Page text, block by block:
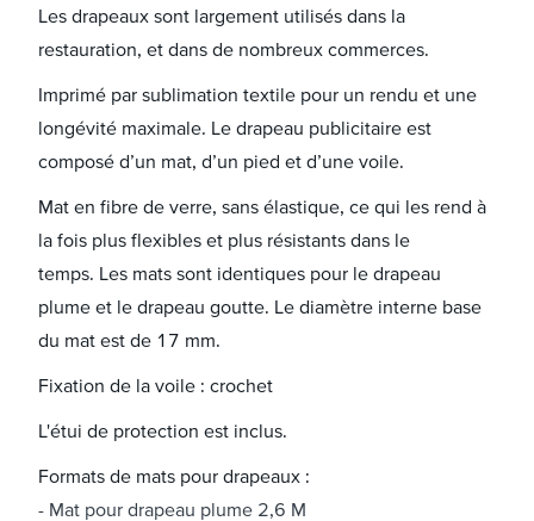
Les drapeaux sont largement utilisés dans la
restauration, et dans de nombreux commerces.
Imprimé par sublimation textile pour un rendu et une
longévité maximale. Le drapeau publicitaire est
composé d’un mat, d’un pied et d’une voile.
Mat en fibre de verre, sans élastique, ce qui les rend à
la fois plus flexibles et plus résistants dans le
temps. Les mats sont identiques pour le drapeau
plume et le drapeau goutte. Le diamètre interne base
du mat est de 17 mm.
Fixation de la voile : crochet
L'étui de protection est inclus.
Formats de mats pour drapeaux :
Mat pour drapeau plume 2,6 M